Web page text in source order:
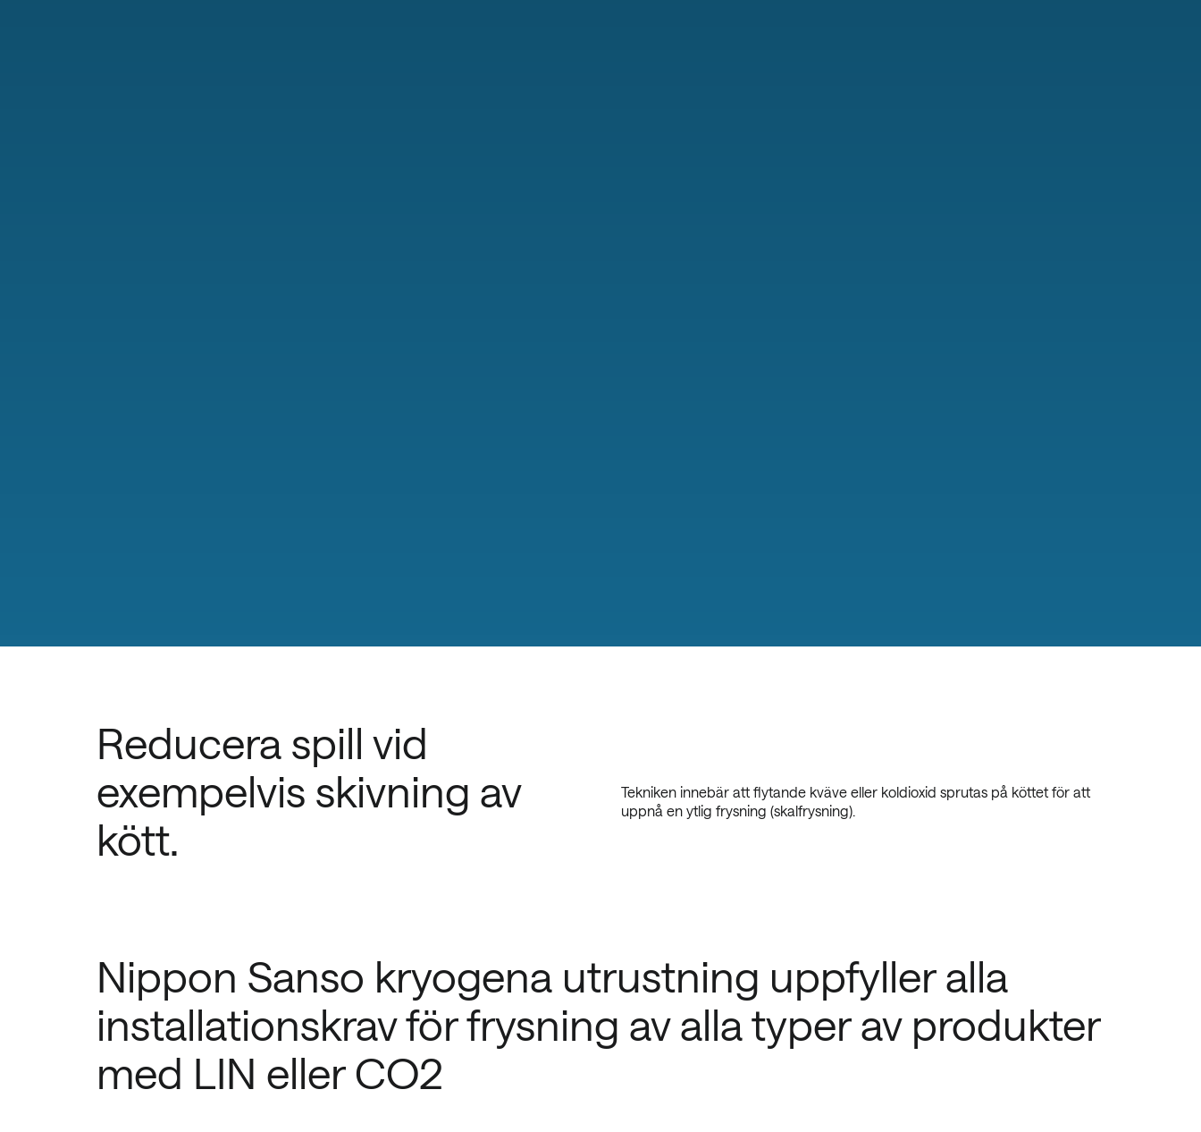
Reducera spill vid
exempelvis skivning av
kött.
Tekniken innebär att flytande kväve eller koldioxid sprutas på köttet för att
uppnå en ytlig frysning (skalfrysning).
Nippon Sanso kryogena utrustning uppfyller alla
installationskrav för frysning av alla typer av produkter
med LIN eller CO2